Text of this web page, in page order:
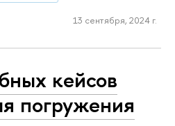
13 сентября, 2024 г.
кейсов
погружения